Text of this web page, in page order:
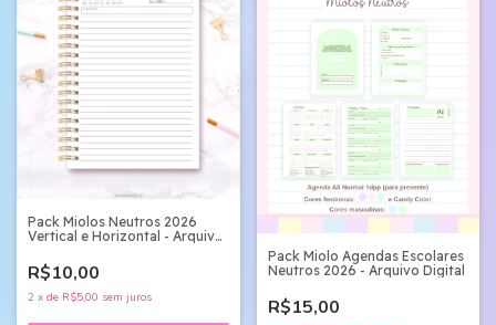
Pack Miolos Neutros 2026
Vertical e Horizontal - Arquivo
R$10,00
2 x de R$5,00 sem juros
Pack Miolo Agendas Escolares
Neutros 2026 - Arquivo Digital
R$15,00